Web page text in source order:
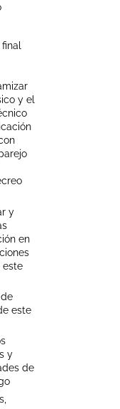
y el
y
en
este
este
y
de